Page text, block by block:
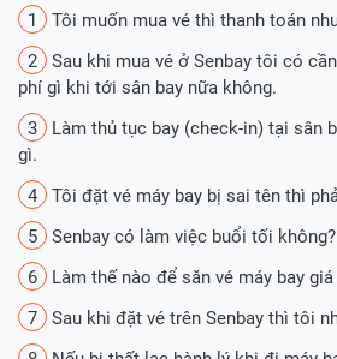
1
Tôi muốn mua vé thì thanh toán
2
Sau khi mua vé ở Senbay tôi có
phí gì khi tới sân bay nữa không.
3
Làm thủ tục bay (check-in) tại sân
gì.
4
Tôi đặt vé máy bay bị sai tên thì
5
Senbay có làm việc buổi tối không?
6
Làm thế nào để săn vé máy bay
7
Sau khi đặt vé trên Senbay thì tôi